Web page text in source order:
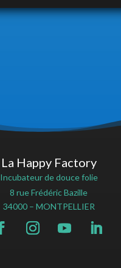
La Happy Factory
Incubateur de douce folie
8 rue Frédéric Bazille
34000 – MONTPELLIER